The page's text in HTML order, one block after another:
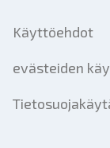
Käyttöehdot
evästeiden